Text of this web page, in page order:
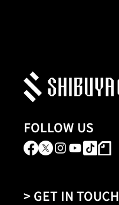
FOLLOW US
> GET IN TOUCH